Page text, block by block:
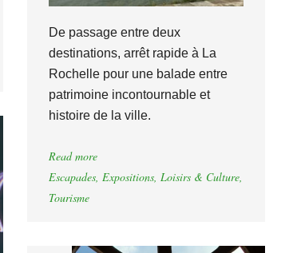
De passage entre deux
destinations, arrêt rapide à La
Rochelle pour une balade entre
patrimoine incontournable et
histoire de la ville.
Read more
Escapades, Expositions, Loisirs & Culture,
Tourisme